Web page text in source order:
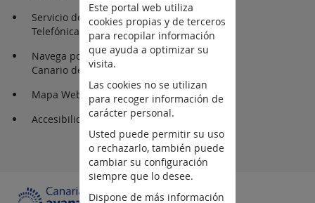
Servicio de Atención
Telefónica 012
Navega por el Servicio
Canario de Empleo
Mapa Web
Accesibilidad
Este portal web utiliza
cookies propias y de terceros
para recopilar información
que ayuda a optimizar su
visita.
Las cookies no se utilizan
para recoger información de
carácter personal.
Usted puede permitir su uso
o rechazarlo, también puede
cambiar su configuración
siempre que lo desee.
Dispone de más información